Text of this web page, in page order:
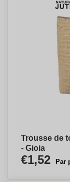
Trousse de
- Gioia
€1,52 Par